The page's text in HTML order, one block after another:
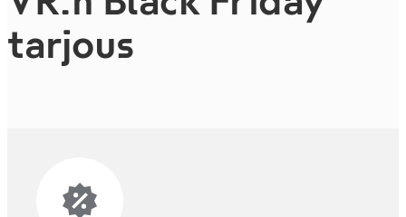
tarjous